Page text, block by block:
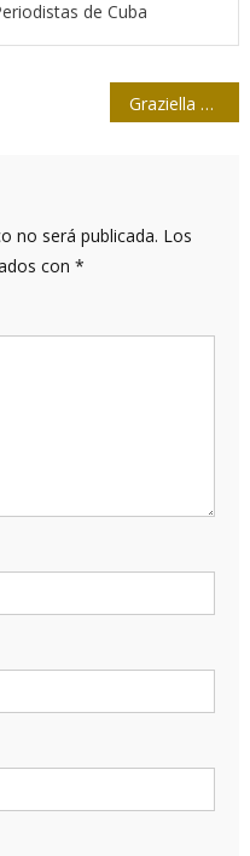
de Cuba
Graziella Pogolotti, la dinosauria de al lado
no será publicada. Los
con *